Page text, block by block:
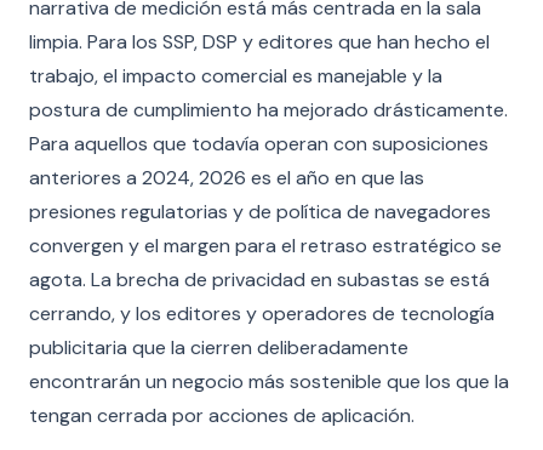
narrativa de medición está más centrada en la sala
limpia. Para los SSP, DSP y editores que han hecho el
trabajo, el impacto comercial es manejable y la
postura de cumplimiento ha mejorado drásticamente.
Para aquellos que todavía operan con suposiciones
anteriores a 2024, 2026 es el año en que las
presiones regulatorias y de política de navegadores
convergen y el margen para el retraso estratégico se
agota. La brecha de privacidad en subastas se está
cerrando, y los editores y operadores de tecnología
publicitaria que la cierren deliberadamente
encontrarán un negocio más sostenible que los que la
tengan cerrada por acciones de aplicación.